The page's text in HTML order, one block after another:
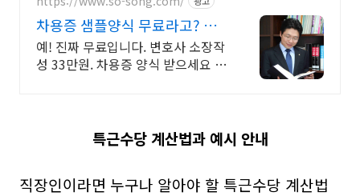
차용증 샘플양식 무료라고? 변
호사가 직접 작성
예! 진짜 무료입니다. 변호사 소장작
성 33만원. 차용증 양식 받으세요 인
특근수당 계산법과 예시 안내
직장인이라면 누구나 알아야 할 특근수당 계산법